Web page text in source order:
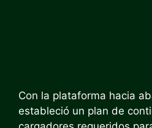
Con la plataforma hacia
estableció un plan de